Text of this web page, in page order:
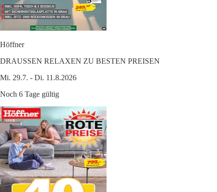
Höffner
DRAUSSEN RELAXEN ZU BESTEN PREISEN
Mi. 29.7. - Di. 11.8.2026
Noch 6 Tage gültig